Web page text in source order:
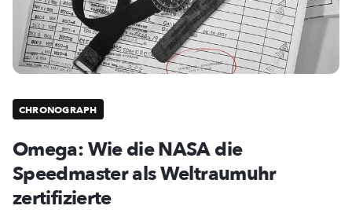
CHRONOGRAPH
Omega: Wie die NASA die
Speedmaster als Weltraumuhr
zertifizierte